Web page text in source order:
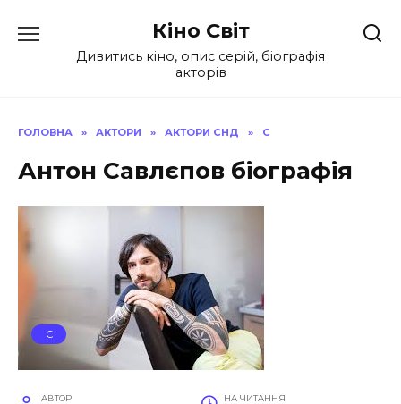
до
Кіно Світ
Дивитись кіно, опис серій, біографія
акторів
ГОЛОВНА » АКТОРИ » АКТОРИ СНД » С
Антон Савлєпов біографія
С
АВТОР НА ЧИТАННЯ